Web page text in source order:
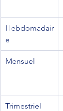
Hebdomadair
e
Mensuel
Trimestriel